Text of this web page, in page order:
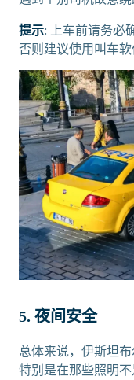
提示: 上车前请务必
否则建议使用叫车软
5. 夜间安全
总体来说，伊斯坦
特别是在那些照明